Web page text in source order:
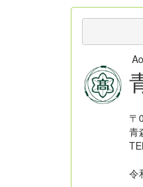
〒
青
令